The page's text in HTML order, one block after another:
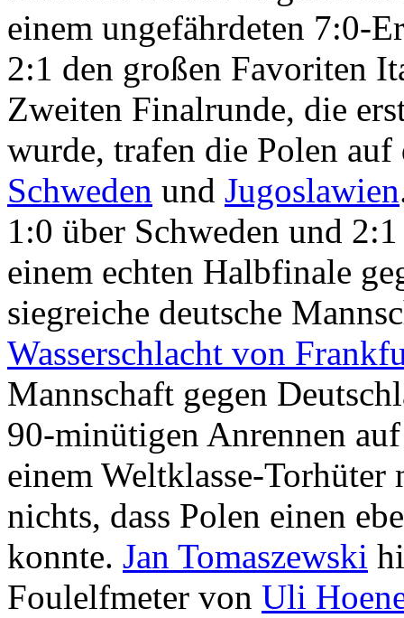
einem ungefährdeten 7:0-
2:1 den großen Favoriten
Zweiten Finalrunde, die
wurde, trafen die Polen auf
Schweden und Jugoslawien
1:0 über Schweden und
einem echten Halbfinale
siegreiche deutsche
Wasserschlacht von
Mannschaft gegen
90-minütigen Anrennen
einem Weltklasse-Torhüter
nichts, dass Polen einen
konnte. Jan Tomaszewski
Foulelfmeter von Uli